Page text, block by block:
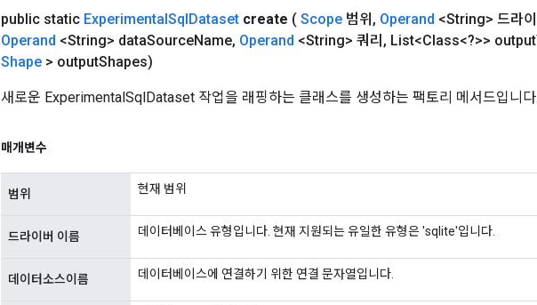
public static ExperimentalSqlDataset create ( Scope 범위 , Operand <String> 드라
Operand <String> dataSourceName, Operand <String> 쿼리 , List<Class<?>> output
Shape > outputShapes)
새로운 ExperimentalSqlDataset 작업을 래핑하는 클래스를 생성하는 팩토리 메서드입니다.
매개변수
범위 현재 범위
드라이버 이름 데이터베이스 유형입니다. 현재 지원되는 유일한 유형은 'sqlite'입니다.
데이터소스이름 데이터베이스에 연결하기 위한 연결 문자열입니다.